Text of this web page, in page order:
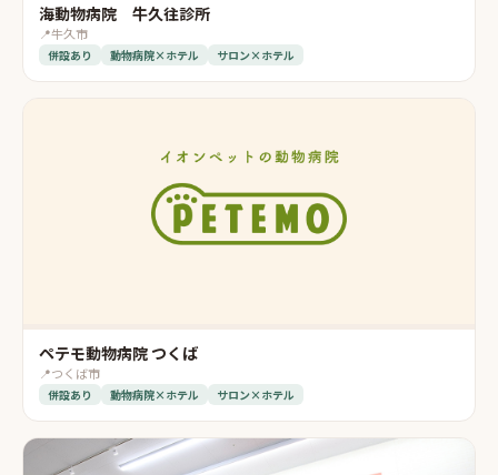
海動物病院 牛久往診所
📍牛久市
併設あり 動物病院×ホテル サロン×ホテル
ペテモ動物病院 つくば
📍つくば市
併設あり 動物病院×ホテル サロン×ホテル